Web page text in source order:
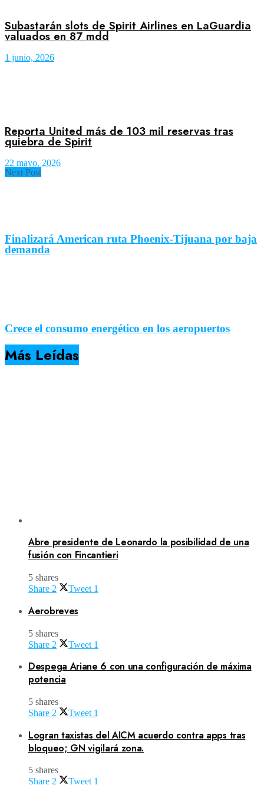
Subastarán slots de Spirit Airlines en LaGuardia
valuados en 87 mdd
1 junio, 2026
Reporta United más de 103 mil reservas tras
quiebra de Spirit
22 mayo, 2026
Next Post
Finalizará American ruta Phoenix-Tijuana por baja
demanda
Crece el consumo energético en los aeropuertos
Más Leídas
Abre presidente de Leonardo la posibilidad de una
fusión con Fincantieri
5 shares
Share 2 Tweet 1
Aerobreves
5 shares
Share 2 Tweet 1
Despega Ariane 6 con una configuración de máxima
potencia
5 shares
Share 2 Tweet 1
Logran taxistas del AICM acuerdo contra apps tras
bloqueo; GN vigilará zona.
5 shares
Share 2 Tweet 1